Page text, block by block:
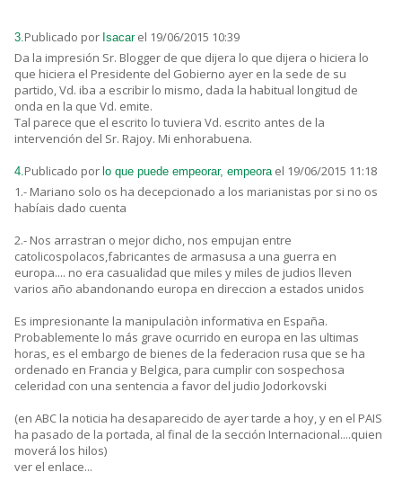
3.Publicado por Isacar el 19/06/2015 10:39
Da la impresión Sr. Blogger de que dijera lo que dijera o hiciera lo
que hiciera el Presidente del Gobierno ayer en la sede de su
partido, Vd. iba a escribir lo mismo, dada la habitual longitud de
onda en la que Vd. emite.
Tal parece que el escrito lo tuviera Vd. escrito antes de la
intervención del Sr. Rajoy. Mi enhorabuena.
4.Publicado por lo que puede empeorar, empeora el 19/06/2015 11:18
1.- Mariano solo os ha decepcionado a los marianistas por si no os
habíais dado cuenta
2.- Nos arrastran o mejor dicho, nos empujan entre
catolicospolacos,fabricantes de armasusa a una guerra en
europa.... no era casualidad que miles y miles de judios lleven
varios año abandonando europa en direccion a estados unidos
Es impresionante la manipulaciòn informativa en España.
Probablemente lo más grave ocurrido en europa en las ultimas
horas, es el embargo de bienes de la federacion rusa que se ha
ordenado en Francia y Belgica, para cumplir con sospechosa
celeridad con una sentencia a favor del judio Jodorkovski
(en ABC la noticia ha desaparecido de ayer tarde a hoy, y en el PAIS
ha pasado de la portada, al final de la sección Internacional....quien
moverá los hilos)
ver el enlace...